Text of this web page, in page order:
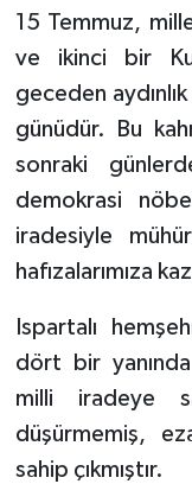
15 Temmuz,
ve ikinci bir
geceden
günüdür. Bu
sonraki
demokrasi
iradesiyle
hafızalarımıza
Ispartalı
dört bir
milli iradeye
düşürmemiş,
sahip çıkmıştır.